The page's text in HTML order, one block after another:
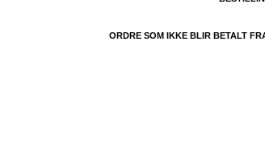
ORDRE SOM IKKE BLIR BETALT